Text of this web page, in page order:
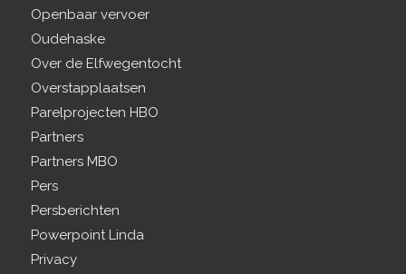
Openbaar vervoer
Oudehaske
Over de Elfwegentocht
Overstapplaatsen
Parelprojecten HBO
Partners
Partners MBO
Pers
Persberichten
Powerpoint Linda
Privacy